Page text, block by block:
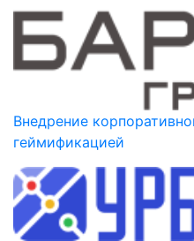
Внедрение
геймификацией